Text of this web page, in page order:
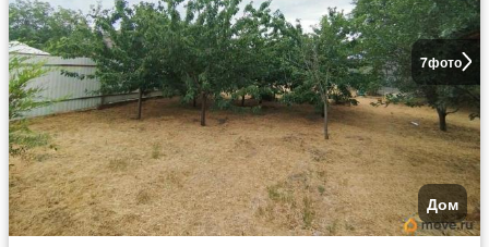
7фото
Дом